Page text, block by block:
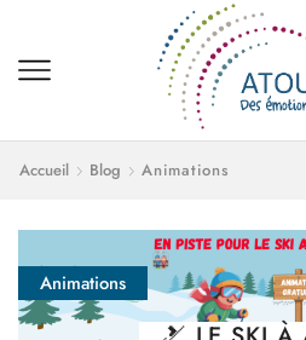
Accueil Blog Animations
Animations